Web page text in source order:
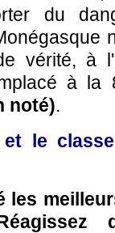
du
vérité, à
à
noté).
le
les